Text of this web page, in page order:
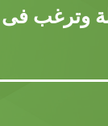
وترغب فى